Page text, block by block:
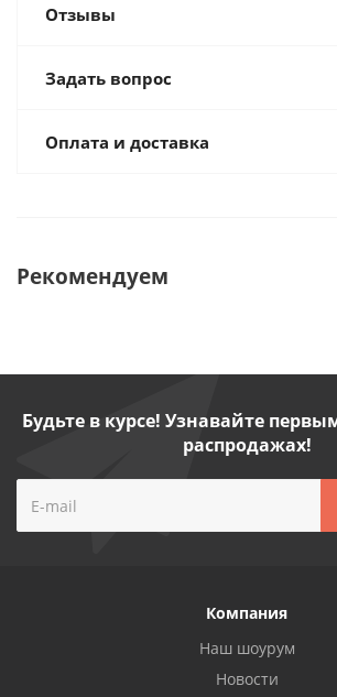
Отзывы
Задать вопрос
Оплата и доставка
Рекомендуем
Будьте в курсе! Узнавайте
распродажах!
Компания
Наш шоурум
Новости